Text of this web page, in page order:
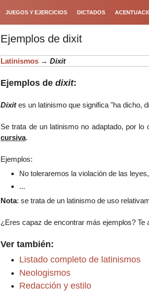
JUEGOS Y EJERCICIOS DICTADOS
Ejemplos de dixit
Latinismos → Dixit
Ejemplos de dixit:
Dixites un latinismo que significa "ha dicho,
Se trata de un latinismo no adaptado, por lo
cursiva.
Ejemplos:
No toleraremos la violación de las
...
Nota: se trata de un latinismo de uso
¿Eres capaz de encontrar más ejemplos?
Ver también:
Listado completo de latinismos
Neologismos
Redacción y estilo